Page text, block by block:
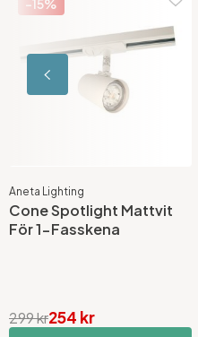
-15%
Aneta Lighting
Cone Spotlight Mattvit
För 1-Fasskena
254 kr
299 kr